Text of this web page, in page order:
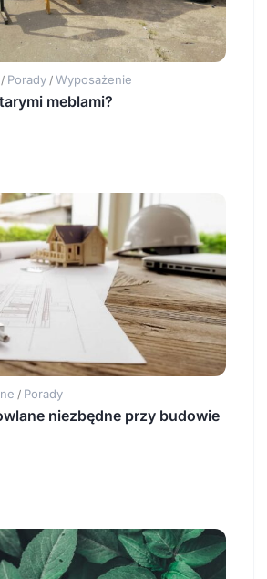
/ Porady / Wyposażenie
meblami?
/ Porady
niezbędne przy budowie